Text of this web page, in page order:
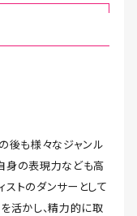
後も様々なジャンル
身の表現力なども高
ストのダンサーとして
活かし、精力的に取